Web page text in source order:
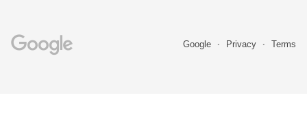
Google Privacy Terms